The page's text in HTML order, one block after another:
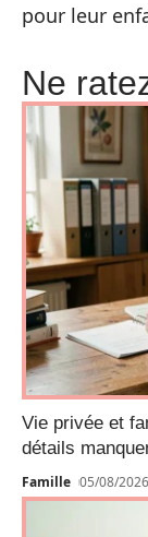
pour leur
Ne
Vie privée et
détails
Famille 05/08/2026